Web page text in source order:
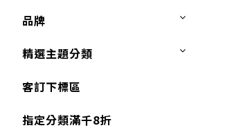
品牌
精選主題分類
客訂下標區
指定分類滿千8折